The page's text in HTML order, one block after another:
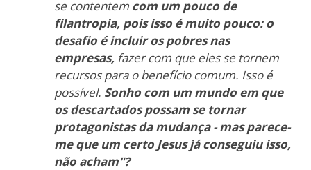
se contentem com um pouco de
filantropia, pois isso é muito pouco: o
desafio é incluir os pobres nas
empresas, fazer com que eles se tornem
recursos para o benefício comum. Isso é
possível. Sonho com um mundo em que
os descartados possam se tornar
protagonistas da mudança - mas parece-
me que um certo Jesus já conseguiu isso,
não acham"?